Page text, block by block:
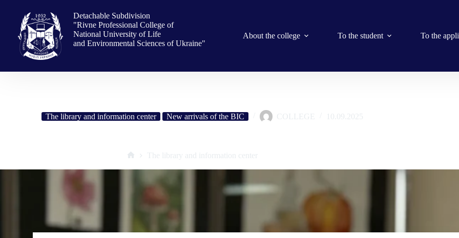
content
Detachable Subdivision
"Rivne Professional College of
National University of Life
and Environmental Sciences of Ukraine"
About the college To the student To the
The library and information center New arrivals of the BIC COLLEGE 10.09.2025
The library and information center